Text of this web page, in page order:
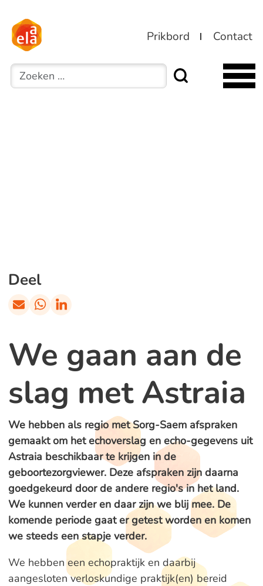
Prikbord Contact
Zoeken
We gaan aan de
slag met Astraia
We hebben als regio met Sorg-Saem afspraken
gemaakt om het echoverslag en echo-gegevens uit
Astraia beschikbaar te krijgen in de
geboortezorgviewer. Deze afspraken zijn daarna
goedgekeurd door de andere regio's in het land.
We kunnen verder en daar zijn we blij mee. De
komende periode gaat er getest worden en komen
we steeds een stapje verder.
We hebben een echopraktijk en daarbij
aangesloten verloskundige praktijk(en) bereid
Deel